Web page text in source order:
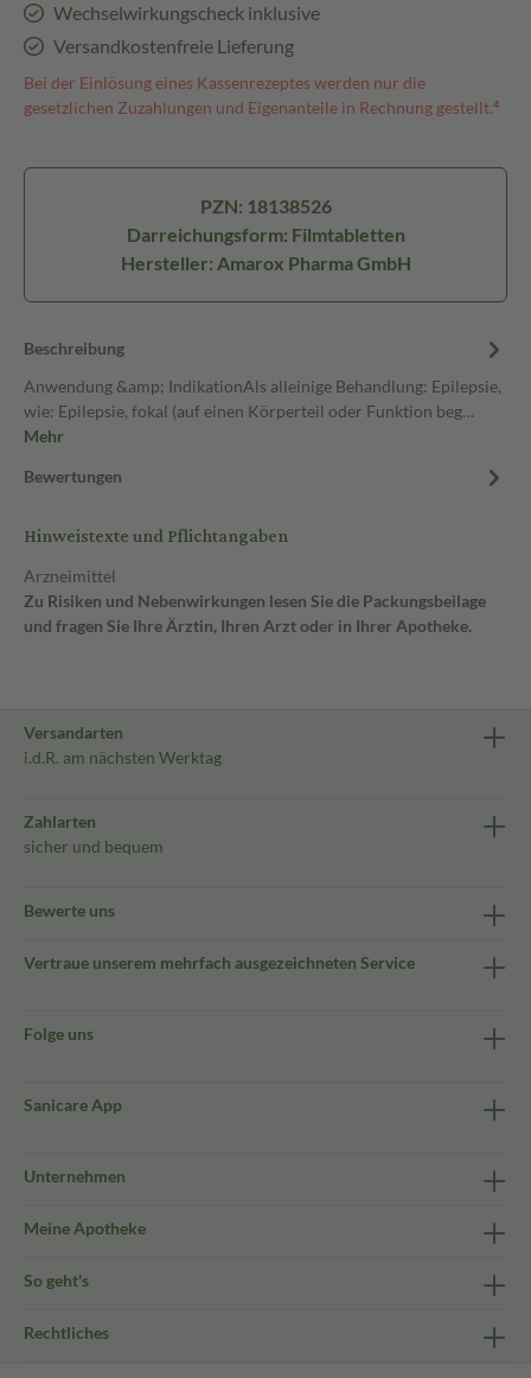
Wechselwirkungscheck inklusive
Versandkostenfreie Lieferung
Bei der Einlösung eines Kassenrezeptes werden nur die
gesetzlichen Zuzahlungen und Eigenanteile in Rechnung gestellt.⁴
PZN: 18138526
Darreichungsform: Filmtabletten
Hersteller: Amarox Pharma GmbH
Beschreibung
Anwendung &amp; IndikationAls alleinige Behandlung: Epilepsie,
wie: Epilepsie, fokal (auf einen Körperteil oder Funktion beg…
Mehr
Bewertungen
Hinweistexte und Pflichtangaben
Arzneimittel
Zu Risiken und Nebenwirkungen lesen Sie die Packungsbeilage
und fragen Sie Ihre Ärztin, Ihren Arzt oder in Ihrer Apotheke.
Versandarten
i.d.R. am nächsten Werktag
Zahlarten
sicher und bequem
Bewerte uns
Vertraue unserem mehrfach ausgezeichneten Service
Folge uns
Sanicare App
Unternehmen
Meine Apotheke
So geht's
Rechtliches